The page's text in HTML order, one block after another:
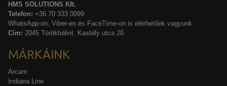
HMS SOLUTIONS Kft.
Telefon: +36 70 333 0099
WhatsApp-on, Viber-en és FaceTime-on is elérhetőek vagyunk.
Cím: 2045 Törökbálint, Kastély utca 20.
MÁRKÁINK
Arcam
Indiana Line